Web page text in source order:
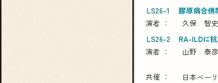
LS26-1
膠原病合併
演者
久保 智史
LS26-2
RA-ILDに
演者
山野 泰彦
共催 日本ベー